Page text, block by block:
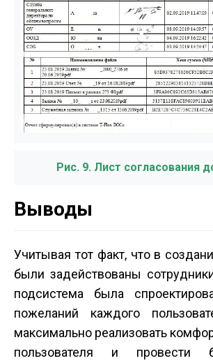
Рис. 9. Лист согласования
Выводы
Учитывая тот факт, что в
были задействованы
подсистема была
пожеланий каждого
максимально реализовать
пользователя и провести